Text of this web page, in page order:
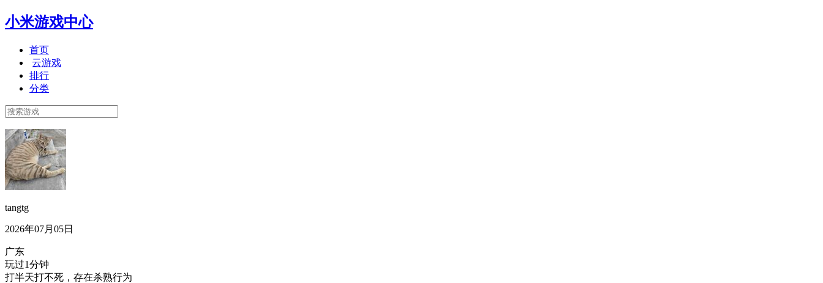
小米游戏中心
首页
云游戏
排行
分类
tangtg
2026年07月05日
广东
玩过1分钟
打半天打不死，存在杀熟行为